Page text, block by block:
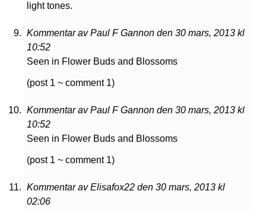
light tones.
Kommentar av Paul F Gannon den 30 mars, 2013 kl
10:52
Seen in Flower Buds and Blossoms
(post 1 ~ comment 1)
Kommentar av Paul F Gannon den 30 mars, 2013 kl
10:52
Seen in Flower Buds and Blossoms
(post 1 ~ comment 1)
Kommentar av Elisafox22 den 30 mars, 2013 kl
02:06